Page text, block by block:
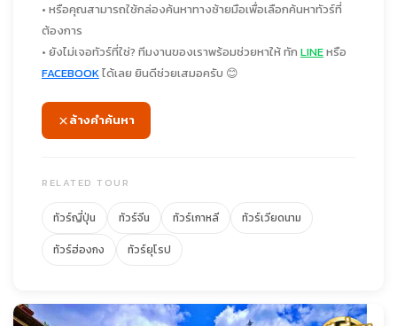
• หรือคุณสามารถใช้กล่องค้นหาทางซ้ายมือเพื่อเลือกค้นหาทัวร์ที่
ต้องการ
• ยังไม่เจอทัวร์ที่ใช่? ทีมงานของเราพร้อมช่วยหาให้ ทัก LINEหรือ
FACEBOOKได้เลย ยินดีช่วยเสมอครับ 😊
ล้างคำค้นหา
RELATED TOUR
ทัวร์ญี่ปุ่น ทัวร์จีน ทัวร์เกาหลี
ทัวร์เวียดนาม
ทัวร์ฮ่องกง
ทัวร์ยุโรป